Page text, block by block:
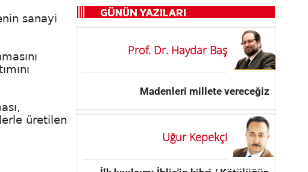
sanayi
üretilen
Prof. Dr. Haydar Baş
Madenleri millete vereceğiz
Uğur Kepekçi